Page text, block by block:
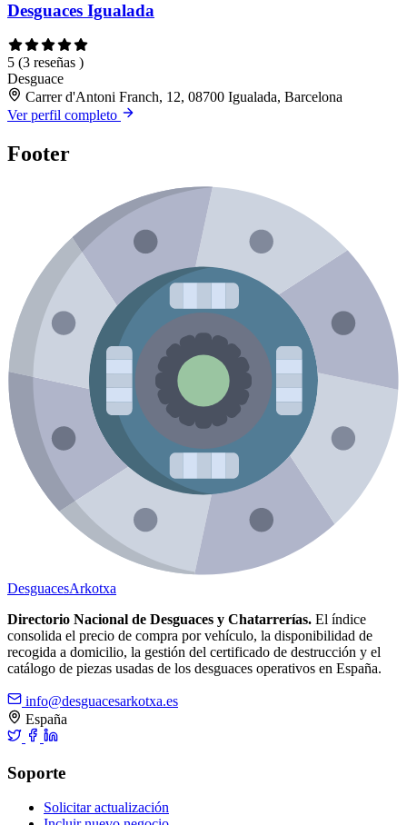
Desguaces Igualada
5 (3 reseñas )
Desguace
Carrer d'Antoni Franch, 12, 08700 Igualada, Barcelona
Ver perfil completo
Footer
DesguacesArkotxa
Directorio Nacional de Desguaces y Chatarrerías. El índice
consolida el precio de compra por vehículo, la disponibilidad de
recogida a domicilio, la gestión del certificado de destrucción y el
catálogo de piezas usadas de los desguaces operativos en España.
info@desguacesarkotxa.es
España
Soporte
Solicitar actualización